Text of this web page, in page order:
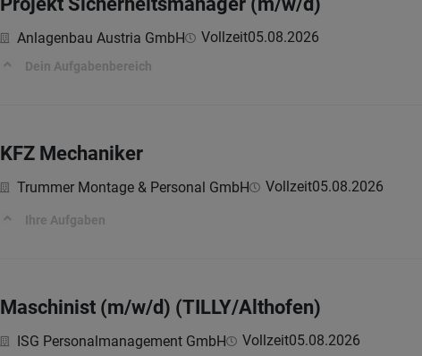
Anlagenbau Austria GmbH Vollzeit05.08.2026
Dein Aufgabenbereich
KFZ Mechaniker
Trummer Montage & Personal GmbH Vollzeit05.08.2026
Ihre Aufgaben
Maschinist (m/w/d) (TILLY/Althofen)
ISG Personalmanagement GmbH Vollzeit05.08.2026